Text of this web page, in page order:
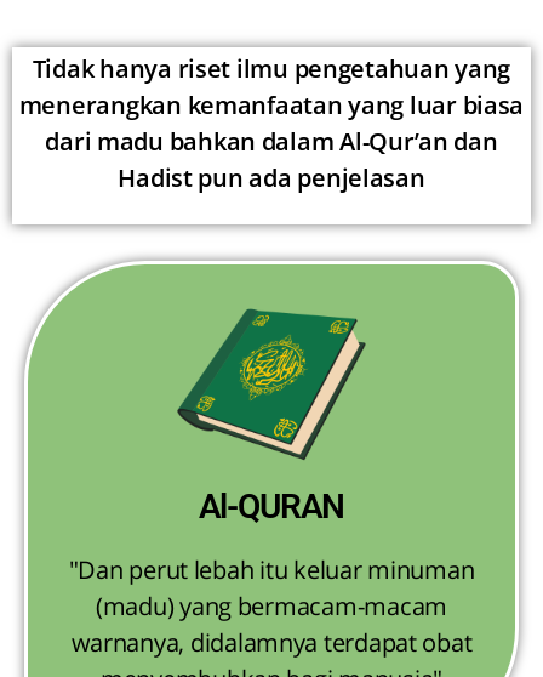
Tidak hanya riset ilmu pengetahuan yang
menerangkan kemanfaatan yang luar biasa
dari madu bahkan dalam Al-Qur’an dan
Hadist pun ada penjelasan
Al-QURAN
"Dan perut lebah itu keluar minuman
(madu) yang bermacam-macam
warnanya, didalamnya terdapat obat